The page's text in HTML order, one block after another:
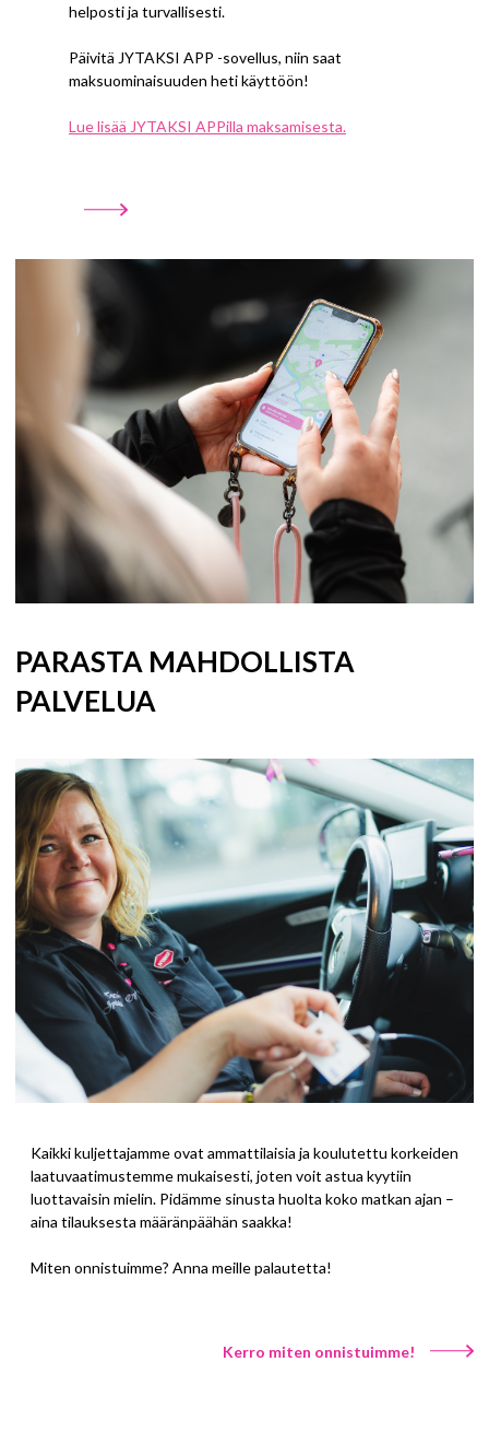
helposti ja turvallisesti.
Päivitä JYTAKSI APP -sovellus, niin saat
maksuominaisuuden heti käyttöön!
Lue lisää JYTAKSI APPilla maksamisesta.
PARASTA MAHDOLLISTA
PALVELUA
Kaikki kuljettajamme ovat ammattilaisia ja koulutettu korkeiden
laatuvaatimustemme mukaisesti, joten voit astua kyytiin
luottavaisin mielin. Pidämme sinusta huolta koko matkan ajan –
aina tilauksesta määränpäähän saakka!
Miten onnistuimme? Anna meille palautetta!
Kerro miten onnistuimme!